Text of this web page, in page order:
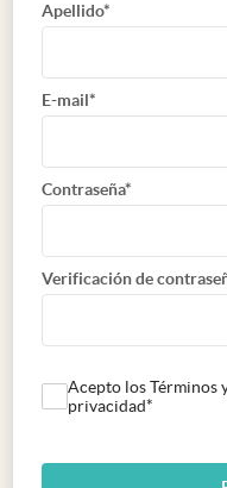
Apellido*
E-mail*
Contraseña*
Verificación de
Acepto los Términos
privacidad*